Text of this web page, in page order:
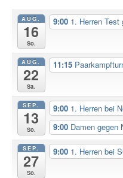
AUG.
16
So.
9:00 1. Herren Test
AUG.
22
Sa.
11:15
SEP.
13
So.
9:00 1. Herren bei
9:00 Damen gegen
SEP.
27
So.
9:00 1. Herren bei